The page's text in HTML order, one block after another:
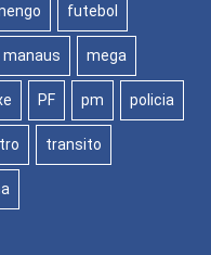
futebol
manaus mega
PF pm policia
transito